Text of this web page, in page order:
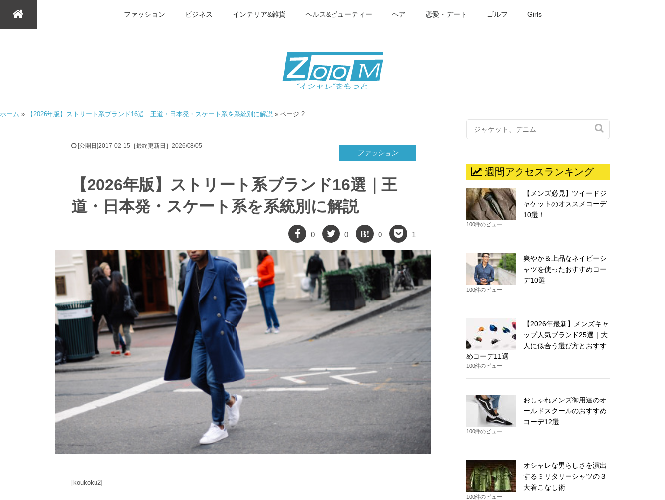
ファッション ビジネス インテリア&雑貨 ヘルス&ビューティー ヘア 恋愛・デート ゴルフ Girls
ホーム » 【2026年版】ストリート系ブランド16選｜王道・日本発・スケート系を系統別に解説 » ページ 2
[公開日]2017-02-15［最終更新日］2026/08/05
ファッション
【2026年版】ストリート系ブランド16選｜王
道・日本発・スケート系を系統別に解説
0 0 0 1
[koukoku2]

週間アクセスランキング
【メンズ必見】ツイードジ
ャケットのオススメコーデ
10選！
100件のビュー
爽やか＆上品なネイビーシ
ャツを使ったおすすめコー
デ10選
100件のビュー
【2026年最新】メンズキャ
ップ人気ブランド25選｜大
人に似合う選び方とおすす
めコーデ11選
100件のビュー
おしゃれメンズ御用達のオ
ールドスクールのおすすめ
コーデ12選
100件のビュー
オシャレな男らしさを演出
するミリタリーシャツの３
大着こなし術
100件のビュー